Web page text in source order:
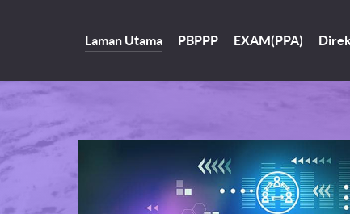
Laman Utama PBPPP EXAM(PPA)